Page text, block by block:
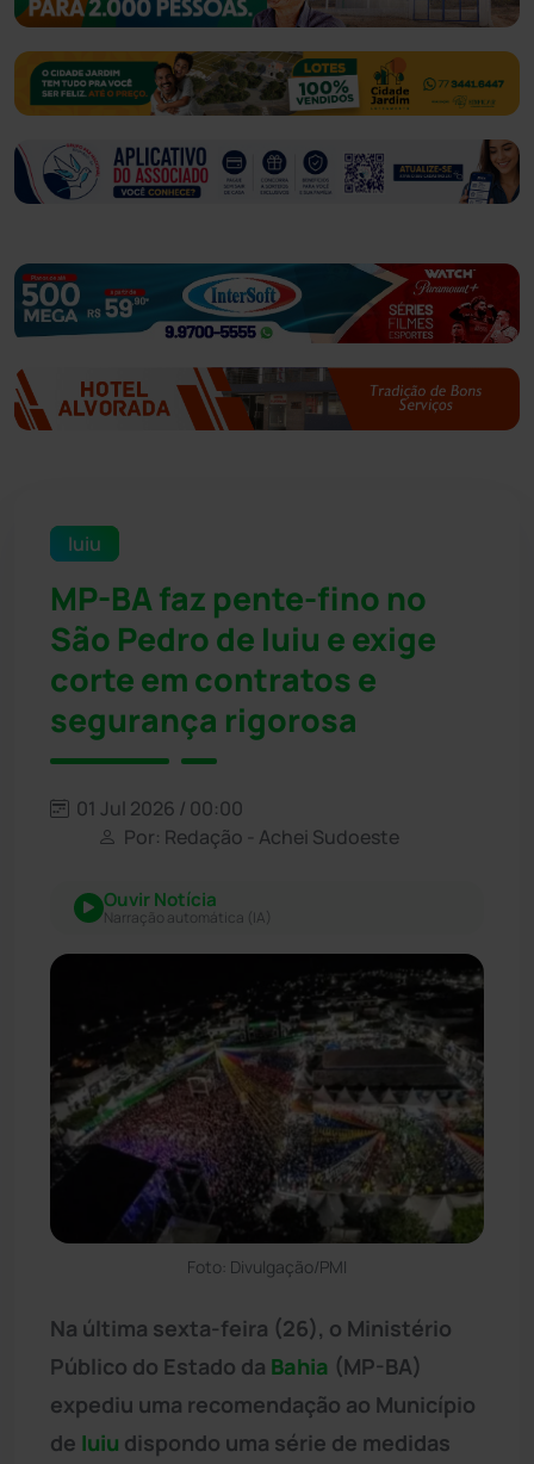
Iuiu
MP-BA faz pente-fino no
São Pedro de Iuiu e exige
corte em contratos e
segurança rigorosa
01 Jul 2026 / 00:00
Por: Redação - Achei Sudoeste
Ouvir Notícia
Narração automática (IA)
Foto: Divulgação/PMI
Na última sexta-feira (26), o Ministério
Público do Estado da Bahia (MP-BA)
expediu uma recomendação ao Município
de Iuiu dispondo uma série de medidas